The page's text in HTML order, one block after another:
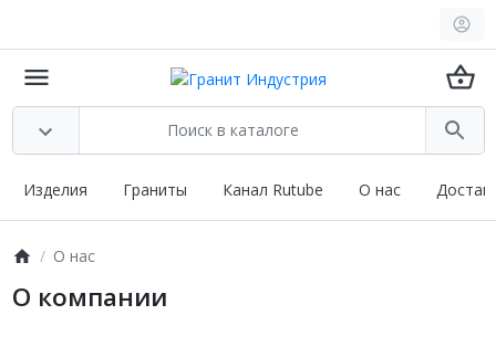
Изделия Граниты Канал Rutube О нас
О нас
О компании